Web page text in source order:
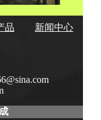
品 新闻中心